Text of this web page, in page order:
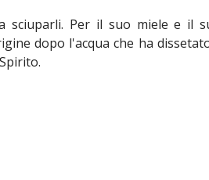
sciuparli. Per il suo miele e il
dopo l'acqua che ha